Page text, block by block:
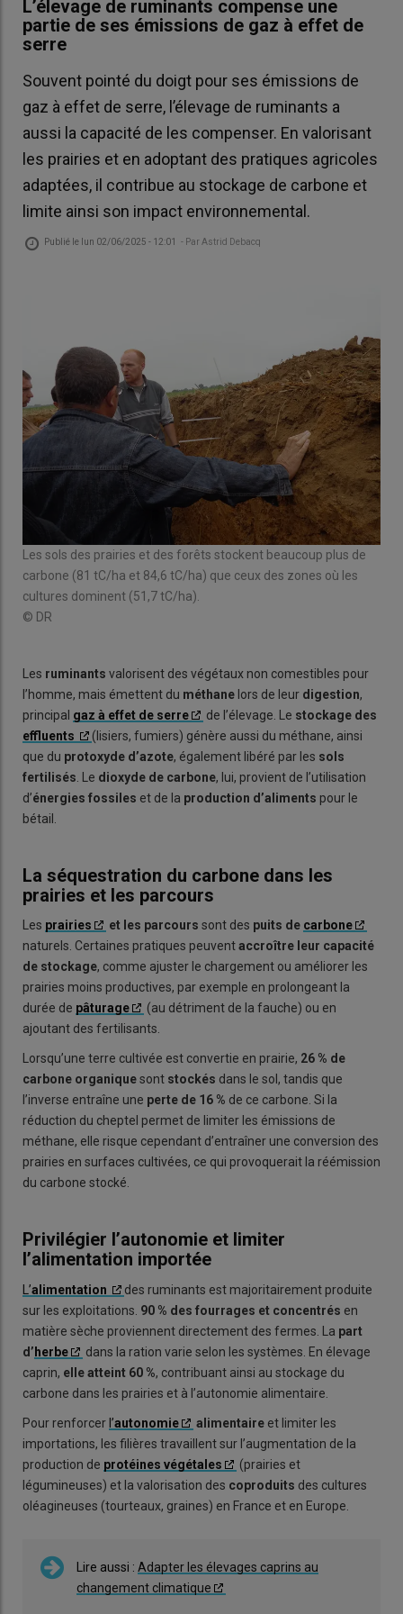
L’élevage de ruminants compense une
partie de ses émissions de gaz à effet de
serre
Souvent pointé du doigt pour ses émissions de
gaz à effet de serre, l’élevage de ruminants a
aussi la capacité de les compenser. En valorisant
les prairies et en adoptant des pratiques agricoles
adaptées, il contribue au stockage de carbone et
limite ainsi son impact environnemental.
Publié le lun 02/06/2025 - 12:01 - Par Astrid Debacq
Les sols des prairies et des forêts stockent beaucoup plus de
carbone (81 tC/ha et 84,6 tC/ha) que ceux des zones où les
cultures dominent (51,7 tC/ha).
© DR
Les ruminants valorisent des végétaux non comestibles pour
l’homme, mais émettent du méthane lors de leur digestion,
principal gaz à effet de serre de l’élevage. Le stockage des
effluents
(lisiers, fumiers) génère aussi du méthane, ainsi
que du protoxyde d’azote, également libéré par les sols
fertilisés . Le dioxyde de carbone, lui, provient de l’utilisation
d’énergies fossiles et de la production d’aliments pour le
bétail.
La séquestration du carbone dans les
prairies et les parcours
Les prairies et les parcours sont des puits de carbone
naturels. Certaines pratiques peuventaccroître leur capacité
de stockage, comme ajuster le chargement ou améliorer les
prairies moins productives, par exemple en prolongeant la
durée de pâturage
(au détriment de la fauche) ou en
ajoutant des fertilisants.
Lorsqu’une terre cultivée est convertie en prairie, 26 % de
carbone organiquesont stockés dans le sol, tandis que
l’inverse entraîne une perte de 16 % de ce carbone. Si la
réduction du cheptel permet de limiter les émissions de
méthane, elle risque cependant d’entraîner une conversion des
prairies en surfaces cultivées, ce qui provoquerait la réémission
du carbone stocké.
Privilégier l’autonomie et limiter
l’alimentation importée
L’alimentation
des ruminants est majoritairement produite
sur les exploitations. 90 % des fourrages et concentrés en
matière sèche proviennent directement des fermes. La part
d’ herbe
dans la ration varie selon les systèmes. En élevage
caprin, elle atteint 60 %, contribuant ainsi au stockage du
carbone dans les prairies et à l’autonomie alimentaire.
Pour renforcer l’autonomie alimentaire et limiter les
importations, les filières travaillent sur l’augmentation de la
production de protéines végétales
(prairies et
légumineuses) et la valorisation des coproduits des cultures
oléagineuses (tourteaux, graines) en France et en Europe.
Lire aussi : Adapter les élevages caprins au
changement climatique